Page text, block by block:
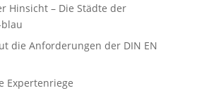
Hinsicht – Die Städte der
die Anforderungen der DIN EN
Expertenriege